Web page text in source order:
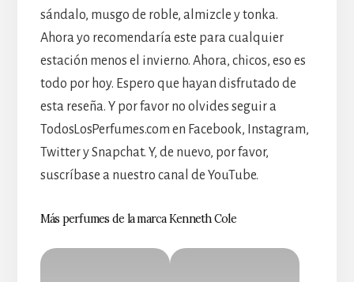
sándalo, musgo de roble, almizcle y tonka.
Ahora yo recomendaría este para cualquier
estación menos el invierno. Ahora, chicos, eso es
todo por hoy. Espero que hayan disfrutado de
esta reseña. Y por favor no olvides seguir a
TodosLosPerfumes.com en Facebook, Instagram,
Twitter y Snapchat. Y, de nuevo, por favor,
suscríbase a nuestro canal de YouTube.
Más perfumes de la marca Kenneth Cole